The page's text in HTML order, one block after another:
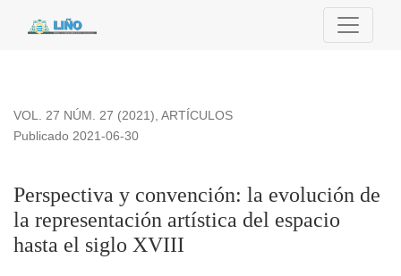
Perspectiva y convención: la evolución de la
VOL. 27 NÚM. 27 (2021), ARTÍCULOS
Perspectiva y convención: la evolución de
la representación artística del espacio
hasta el siglo XVIII
Publicado 2021-06-30